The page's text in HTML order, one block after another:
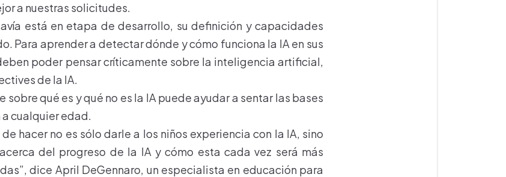
a nuestras solicitudes.
está en etapa de desarrollo, su definición y capacidades
Para aprender a detectar dónde y cómo funciona la IA en sus
poder pensar críticamente sobre la inteligencia artificial,
de la IA.
sobre qué es y qué no es la IA puede ayudar a sentar las bases
cualquier edad.
hacer no es sólo darle a los niños experiencia con la IA, sino
del progreso de la IA y cómo esta cada vez será más
dice April DeGennaro, un especialista en educación para